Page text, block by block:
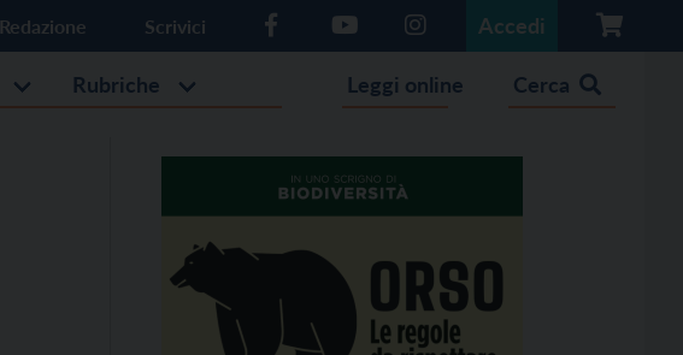
Redazione Scrivici Accedi
Rubriche Leggi online Cerca